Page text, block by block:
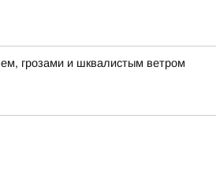
грозами и шквалистым ветром